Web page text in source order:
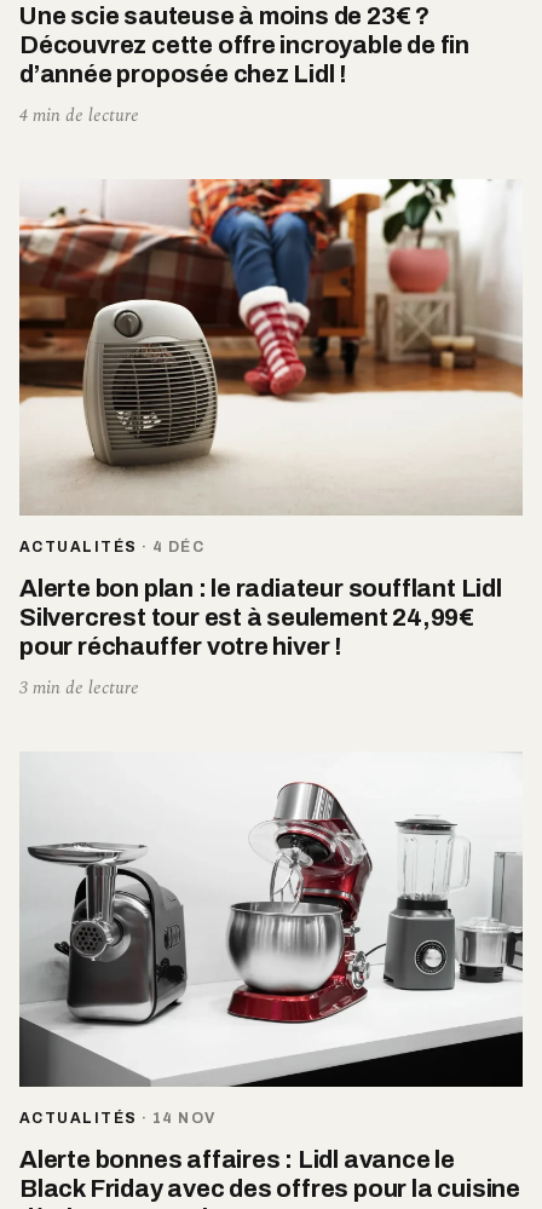
Une scie sauteuse à moins de 23€ ?
Découvrez cette offre incroyable de fin
d’année proposée chez Lidl !
4 min de lecture
ACTUALITÉS · 4 DÉC
Alerte bon plan : le radiateur soufflant Lidl
Silvercrest tour est à seulement 24,99€
pour réchauffer votre hiver !
3 min de lecture
ACTUALITÉS · 14 NOV
Alerte bonnes affaires : Lidl avance le
Black Friday avec des offres pour la cuisine